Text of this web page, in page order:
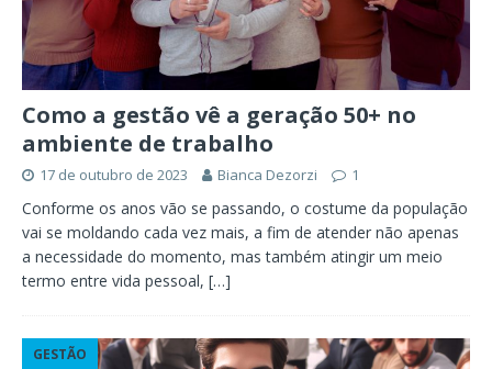
Como a gestão vê a geração 50+ no
ambiente de trabalho
17 de outubro de 2023 Bianca Dezorzi 1
Conforme os anos vão se passando, o costume da população
vai se moldando cada vez mais, a fim de atender não apenas
a necessidade do momento, mas também atingir um meio
termo entre vida pessoal, […]
GESTÃO